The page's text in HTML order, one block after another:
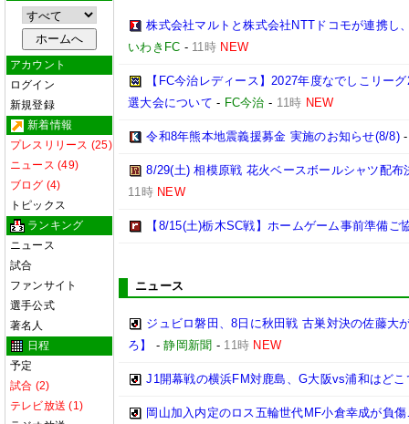
アカウント
ログイン
新規登録
新着情報
プレスリリース (25)
ニュース (49)
ブログ (4)
トピックス
ランキング
ニュース
試合
ファンサイト
選手公式
著名人
日程
予定
試合 (2)
テレビ放送 (1)
株式会社マルトと株式会社NTTドコモが連携し
いわきFC - 11時 NEW
【FC今治レディース】2027年度なでしこリー
選大会について - FC今治 - 11時 NEW
令和8年熊本地震義援募金 実施のお知らせ(8/8)
8/29(土) 相模原戦 花火ベースボールシャツ配
11時 NEW
【8/15(土)栃木SC戦】ホームゲーム事前準備ご
ニュース
ジュビロ磐田、8日に秋田戦 古巣対決の佐藤大
ろ】
-静岡新聞 - 11時 NEW
J1開幕戦の横浜FM対鹿島、G大阪vs浦和はど
岡山加入内定のロス五輪世代MF小倉幸成が負